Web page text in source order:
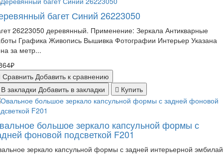
багет Синий 26223050
26223050 деревянный. Применение: Зеркала Антикварные
Графика Живопись Вышивка Фотографии Интерьер Указана
за метр...
Сравнить Добавить к сравнению
закладки Добавить в закладки Купить
большое зеркало капсульной формы с
фоновой подсветкой F201
зеркало капсульной формы с задней интерьерной